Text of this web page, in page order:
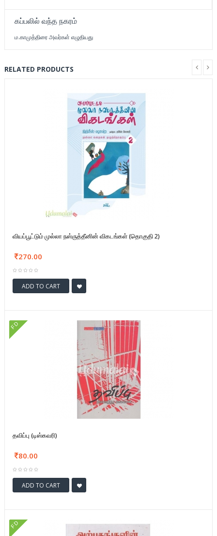
கப்பலில் வந்த நகரம்
ம.காமுத்திரை அவர்கள் எழுதியது
RELATED PRODUCTS
வியப்பூட்டும் முல்லா நஸ்ருத்தீனின் விகடங்கள் (தொகுதி 2)
270.00
ADD TO CART
FD
தவிப்பு (டிஸ்கவரி)
80.00
ADD TO CART
FD